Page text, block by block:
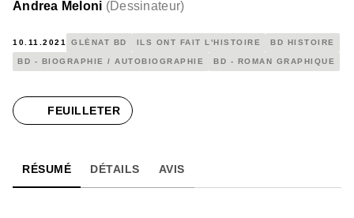
Andrea Meloni (Dessinateur)
10.11.2021 GLÉNAT BD ILS ONT FAIT L'HISTOIRE BD HISTOIRE
BD - BIOGRAPHIE / AUTOBIOGRAPHIE BD - ROMAN GRAPHIQUE
FEUILLETER
RÉSUMÉ DÉTAILS AVIS